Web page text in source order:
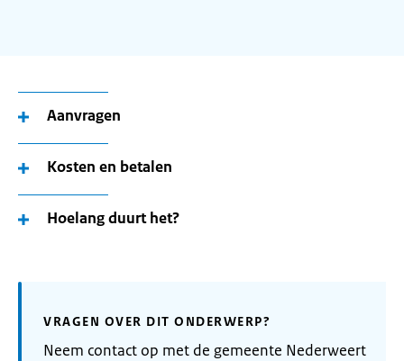
Aanvragen
Kosten en betalen
Hoelang duurt het?
VRAGEN OVER DIT ONDERWERP?
Neem contact op met de gemeente Nederweert